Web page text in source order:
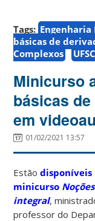
Tags:
básicas de
Complexos
UFSC
Minicurso
básicas
em
01/02/2021 13:57
Estãodisponíveis
minicurso
integral,
professor do